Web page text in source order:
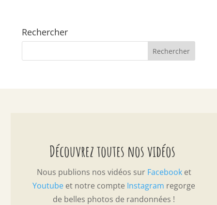
Rechercher
Découvrez toutes nos vidéos
Nous publions nos vidéos sur Facebooket
Youtube et notre compte Instagram regorge
de belles photos de randonnées !